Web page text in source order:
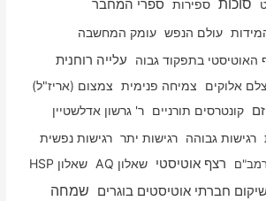
סוכות ספירות ספרי המחבר
עולם הנפש עומק המחשבה
האוטיסטי בתפקוד גבוה עלייה רוחנית
צלם אלוקים צמיחה פנימית צמצום (אריז"ל)
קונטרסים תורניים ר' גרשון אדלשטיין
רגישות גבוהה רגישות יתר רגישות נפשית
רמב"ם רצף אוטיסטי שאלון AQ שאלון HSP
חברתי אוטיסטים בוגרים שמחה